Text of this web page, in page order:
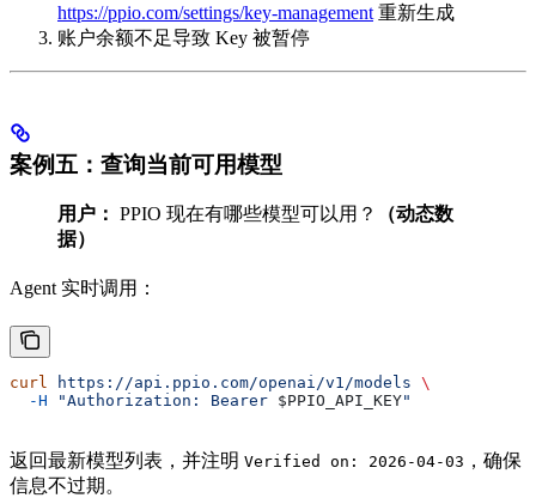
https://ppio.com/settings/key-management 重新生成
账户余额不足导致 Key 被暂停
案例五：查询当前可用模型
用户： PPIO 现在有哪些模型可以用？
（动态数
据）
Agent 实时调用：
curl https://api.ppio.com/openai/v1/models \
  -H
"Authorization: Bearer $PPIO_API_KEY"
返回最新模型列表，并注明 Verified on: 2026-04-03 ，确保
信息不过期。